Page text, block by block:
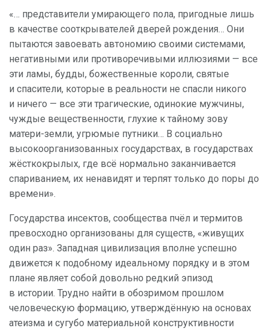
«… представители умирающего пола, пригодные лишь
в качестве сооткрывателей дверей рождения… Они
пытаются завоевать автономию своими системами,
негативными или противоречивыми иллюзиями — все
эти ламы, будды, божественные короли, святые
и спасители, которые в реальности не спасли никого
и ничего — все эти трагические, одинокие мужчины,
чуждые вещественности, глухие к тайному зову
матери-земли, угрюмые путники… В социально
высокоорганизованных государствах, в государствах
жёсткокрылых, где всё нормально заканчивается
спариванием, их ненавидят и терпят только до поры до
времени».
Государства инсектов, сообщества пчёл и термитов
превосходно организованы для существ, «живущих
один раз». Западная цивилизация вполне успешно
движется к подобному идеальному порядку и в этом
плане являет собой довольно редкий эпизод
в истории. Трудно найти в обозримом прошлом
человеческую формацию, утверждённую на основах
атеизма и сугубо материальной конструктивности